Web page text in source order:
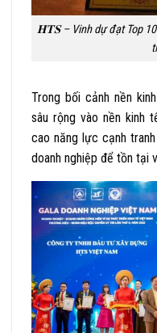
𝐇𝐓𝐒 – Vinh dự đạt Top
Trong bối cảnh nền
sâu rộng vào nền kinh
cao năng lực cạnh
doanh nghiệp để tồn tại